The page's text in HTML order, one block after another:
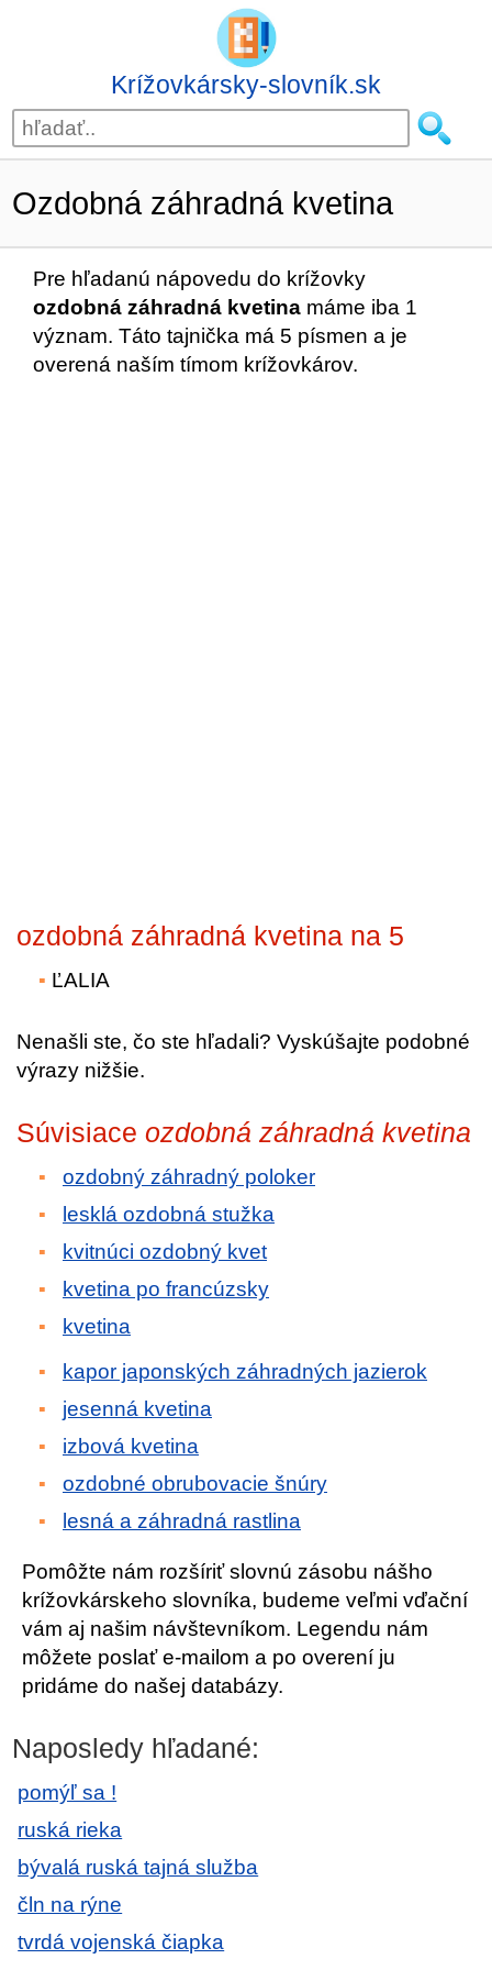
Krížovkársky-slovník.sk
Ozdobná záhradná kvetina
Pre hľadanú nápovedu do krížovky
ozdobná záhradná kvetina máme iba 1
význam. Táto tajnička má 5 písmen a je
overená naším tímom krížovkárov.
ozdobná záhradná kvetina na 5
ĽALIA
Nenašli ste, čo ste hľadali? Vyskúšajte podobné
výrazy nižšie.
Súvisiace ozdobná záhradná kvetina
ozdobný záhradný poloker
lesklá ozdobná stužka
kvitnúci ozdobný kvet
kvetina po francúzsky
kvetina
kapor japonských záhradných jazierok
jesenná kvetina
izbová kvetina
ozdobné obrubovacie šnúry
lesná a záhradná rastlina
Pomôžte nám rozšíriť slovnú zásobu nášho
krížovkárskeho slovníka, budeme veľmi vďační
vám aj našim návštevníkom. Legendu nám
môžete poslať e-mailom a po overení ju
pridáme do našej databázy.
Naposledy hľadané:
pomýľ sa !
ruská rieka
bývalá ruská tajná služba
čln na rýne
tvrdá vojenská čiapka